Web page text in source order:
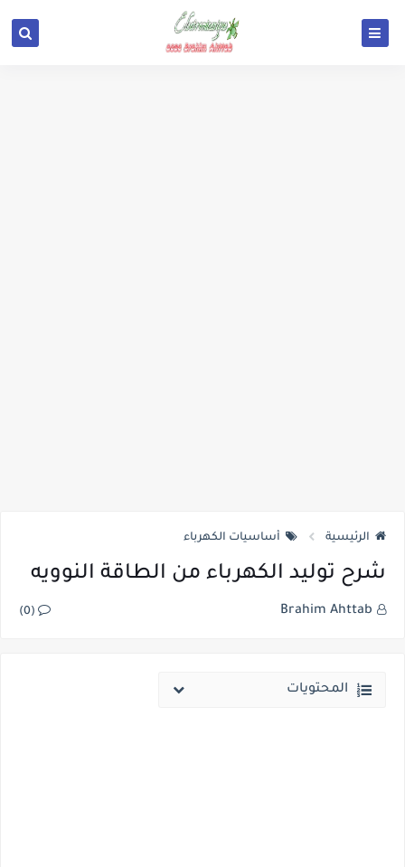
الرئيسية أساسيات الكهرباء
شرح توليد الكهرباء من الطاقة النوويه
Brahim Ahttab
(0)
المحتويات